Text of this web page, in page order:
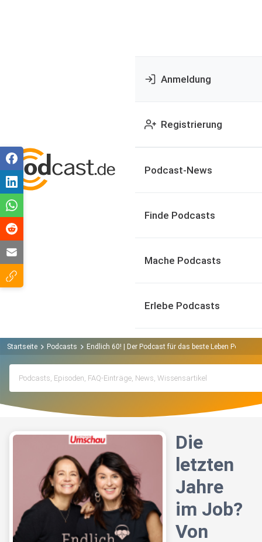
Anmeldung
Registrierung
Podcast-News
Finde Podcasts
Mache Podcasts
Erlebe Podcasts
Startseite Podcasts Endlich 60! | Der Podcast für das beste Leben Podcast
Die
letzten
Jahre
im Job?
Von